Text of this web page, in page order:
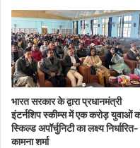
भारत सरकार के द्वारा प्रधानमंत्री
इंटर्नशिप स्कीम्स में एक करोड़ युवाओं
स्किल्ड अपॉर्चुनिटी का लक्ष्य निर्धारित-
कामना शर्मा